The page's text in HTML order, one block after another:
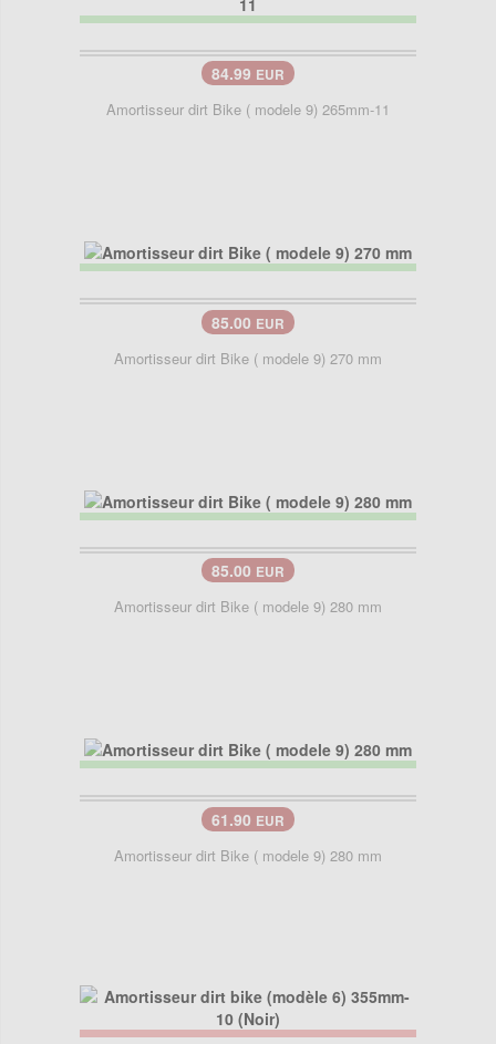
84.99 EUR
Amortisseur dirt Bike ( modele 9) 265mm-11
85.00 EUR
Amortisseur dirt Bike ( modele 9) 270 mm
85.00 EUR
Amortisseur dirt Bike ( modele 9) 280 mm
61.90 EUR
Amortisseur dirt Bike ( modele 9) 280 mm